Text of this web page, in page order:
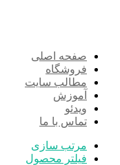
صفحه اصلی
فروشگاه
مطالب سایت
آموزش
ویدئو
تماس با ما
مرتب سازی
فیلتر محصول